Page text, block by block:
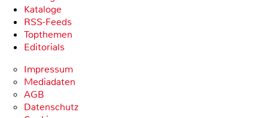
Kataloge
RSS-Feeds
Topthemen
Editorials
Impressum
Mediadaten
AGB
Datenschutz